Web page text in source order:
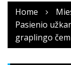
Home
Pasienio
graplingo